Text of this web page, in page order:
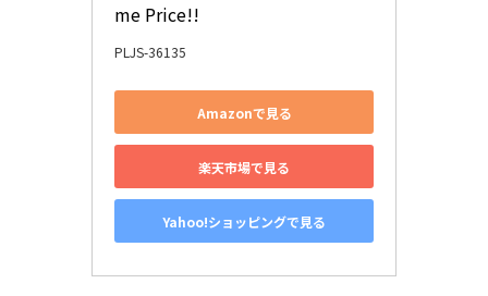
me Price!!
PLJS-36135
Amazonで見る
楽天市場で見る
Yahoo!ショッピングで見る